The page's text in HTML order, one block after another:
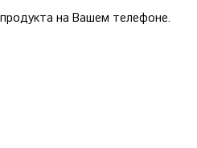
на Вашем телефоне.